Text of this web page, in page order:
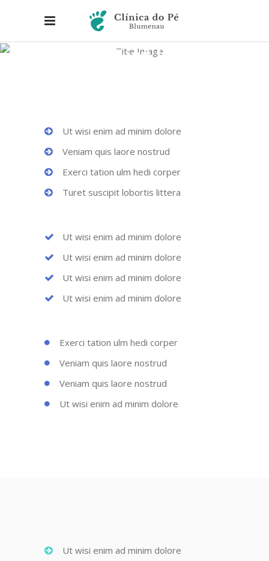
Icon List Item
Ut wisi enim ad minim dolore
Veniam quis laore nostrud
Exerci tation ulm hedi corper
Turet suscipit lobortis littera
Ut wisi enim ad minim dolore
Ut wisi enim ad minim dolore
Ut wisi enim ad minim dolore
Ut wisi enim ad minim dolore
Exerci tation ulm hedi corper
Veniam quis laore nostrud
Veniam quis laore nostrud
Ut wisi enim ad minim dolore
Ut wisi enim ad minim dolore